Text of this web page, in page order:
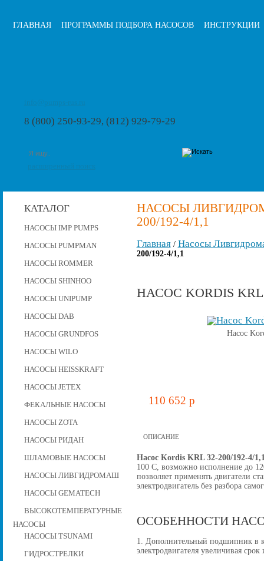
ГЛАВНАЯ ПРОГРАММЫ ПОДБОРА НАСОСОВ ИНСТРУКЦИИ
8 (800) 250-93-29, (812) 929-79-29
КАТАЛОГ
НАСОСЫ IMP PUMPS
НАСОСЫ PUMPMAN
НАСОСЫ ROMMER
НАСОСЫ SHINHOO
НАСОСЫ UNIPUMP
НАСОСЫ DAB
НАСОСЫ GRUNDFOS
НАСОСЫ WILO
НАСОСЫ HEISSKRAFT
НАСОСЫ JETEX
ФЕКАЛЬНЫЕ НАСОСЫ
НАСОСЫ ZOTA
НАСОСЫ РИДАН
ШЛАМОВЫЕ НАСОСЫ
НАСОСЫ ЛИВГИДРОМАШ
НАСОСЫ GEMATECH
ВЫСОКОТЕМПЕРАТУРНЫЕ
НАСОСЫ
НАСОСЫ TSUNAMI
ГИДРОСТРЕЛКИ
НАСОСЫ
200/192-4/1,1
Главная/ Насосы
200/192-4/1,1
НАСОС KORDIS KRL
Насос
110 652 p
ОПИСАНИЕ
Насос Kordis KRL 32-200/192-4/
100 C, возможно исполнение до
позволяет применять двигатели
электродвигатель без разбора
ОСОБЕННОСТИ
1. Дополнительный подшипник в
электродвигателя увеличивая